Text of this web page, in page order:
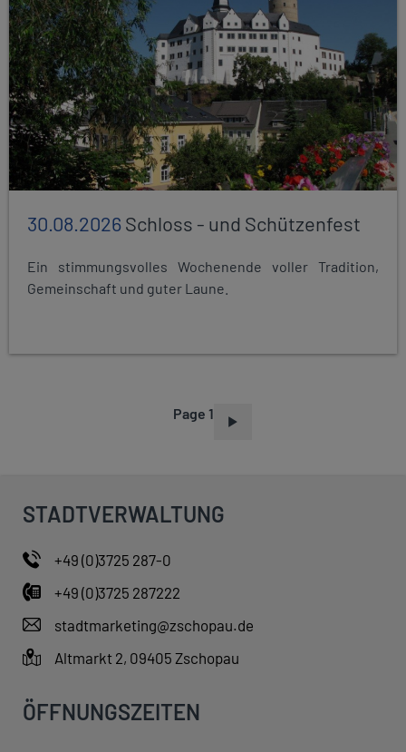
30.08.2026Schloss - und Schützenfest
Ein stimmungsvolles Wochenende voller Tradition,
Gemeinschaft und guter Laune.
Page 1
STADTVERWALTUNG
+49 (0)3725 287-0
+49 (0)3725 287222
stadtmarketing@zschopau.de
Altmarkt 2, 09405 Zschopau
ÖFFNUNGSZEITEN